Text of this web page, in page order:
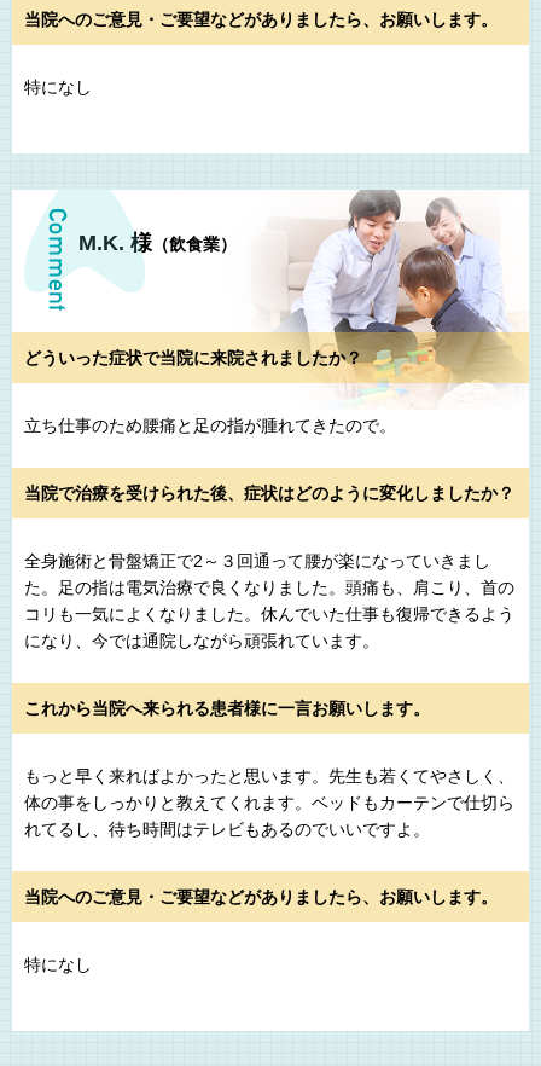
当院へのご意見・ご要望などがありましたら、お願いします。
特になし
M.K. 様 （飲食業）
どういった症状で当院に来院されましたか？
立ち仕事のため腰痛と足の指が腫れてきたので。
当院で治療を受けられた後、症状はどのように変化しましたか？
全身施術と骨盤矯正で2～３回通って腰が楽になっていきまし
た。足の指は電気治療で良くなりました。頭痛も、肩こり、首の
コリも一気によくなりました。休んでいた仕事も復帰できるよう
になり、今では通院しながら頑張れています。
これから当院へ来られる患者様に一言お願いします。
もっと早く来ればよかったと思います。先生も若くてやさしく、
体の事をしっかりと教えてくれます。ベッドもカーテンで仕切ら
れてるし、待ち時間はテレビもあるのでいいですよ。
当院へのご意見・ご要望などがありましたら、お願いします。
特になし